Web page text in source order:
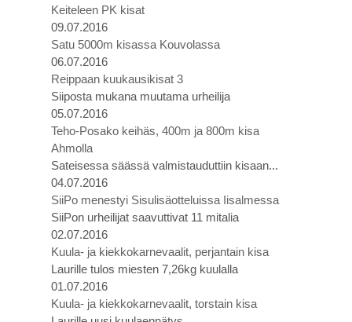
Keiteleen PK kisat
09.07.2016
Satu 5000m kisassa Kouvolassa
06.07.2016
Reippaan kuukausikisat 3
Siiposta mukana muutama urheilija
05.07.2016
Teho-Posako keihäs, 400m ja 800m kisa
Ahmolla
Sateisessa säässä valmistauduttiin kisaan...
04.07.2016
SiiPo menestyi Sisulisäotteluissa Iisalmessa
SiiPon urheilijat saavuttivat 11 mitalia
02.07.2016
Kuula- ja kiekkokarnevaalit, perjantain kisa
Laurille tulos miesten 7,26kg kuulalla
01.07.2016
Kuula- ja kiekkokarnevaalit, torstain kisa